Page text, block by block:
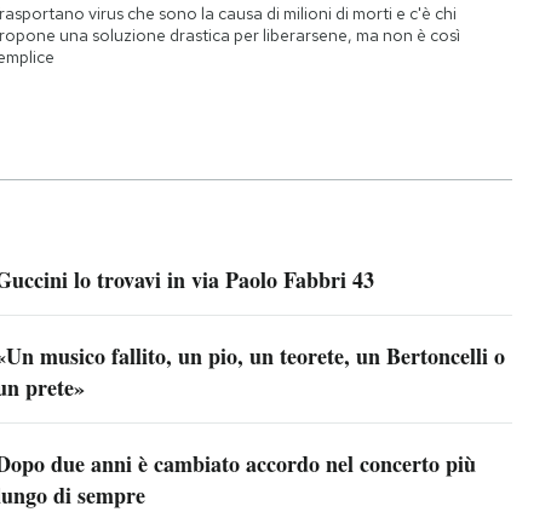
virus che sono la causa di milioni di morti e c'è chi
una soluzione drastica per liberarsene, ma non è così
lo trovavi in via Paolo Fabbri 43
musico fallito, un pio, un teorete, un Bertoncelli o
prete»
due anni è cambiato accordo nel concerto più
di sempre